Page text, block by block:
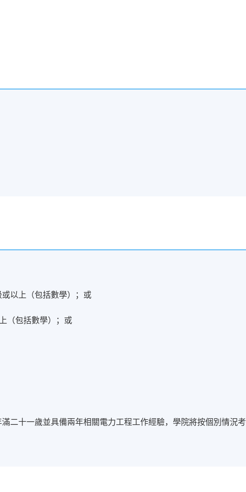
以上（包括數學）；或
（包括數學）；或
二十一歲並具備兩年相關電力工程工作經驗，學院將按個別情況考